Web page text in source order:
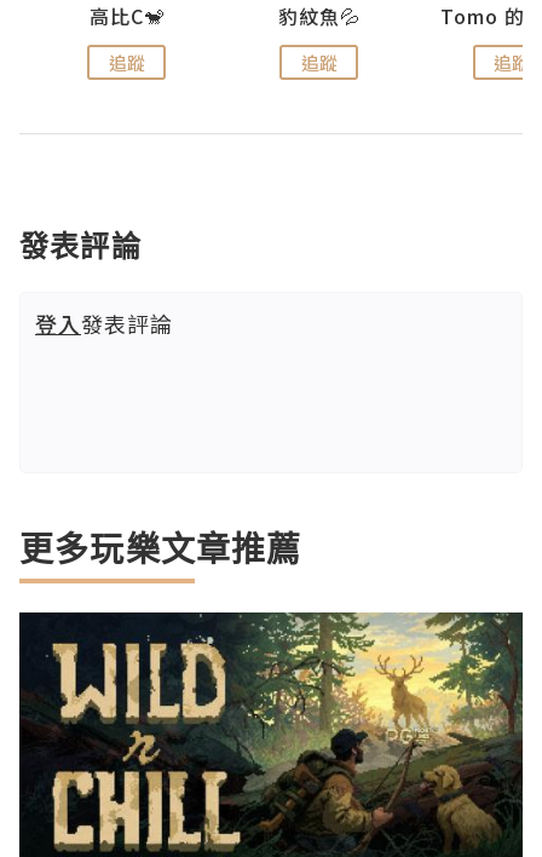
高比C🐒
追蹤
豹紋魚💦
追蹤 追蹤
發表評論
登入發表評論
更多玩樂文章推薦